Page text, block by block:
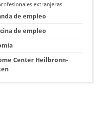
extranjeras
de empleo
de empleo
Center Heilbronn-